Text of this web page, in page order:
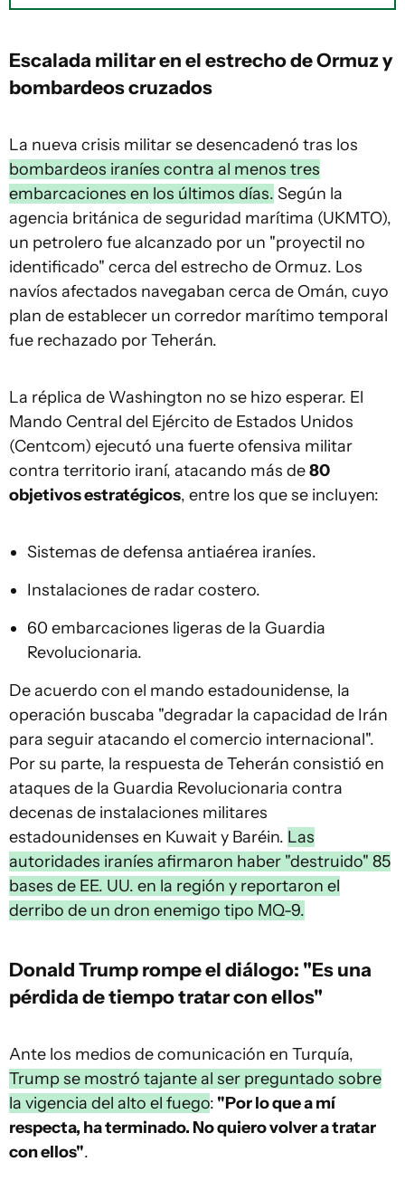
Escalada militar en el estrecho de Ormuz y
bombardeos cruzados
La nueva crisis militar se desencadenó tras los
bombardeos iraníes contra al menos tres
embarcaciones en los últimos días. Según la
agencia británica de seguridad marítima (UKMTO),
un petrolero fue alcanzado por un "proyectil no
identificado" cerca del estrecho de Ormuz. Los
navíos afectados navegaban cerca de Omán, cuyo
plan de establecer un corredor marítimo temporal
fue rechazado por Teherán.
La réplica de Washington no se hizo esperar. El
Mando Central del Ejército de Estados Unidos
(Centcom) ejecutó una fuerte ofensiva militar
contra territorio iraní, atacando más de80
objetivos estratégicos, entre los que se incluyen:
Sistemas de defensa antiaérea iraníes.
Instalaciones de radar costero.
60 embarcaciones ligeras de la Guardia
Revolucionaria.
De acuerdo con el mando estadounidense, la
operación buscaba "degradar la capacidad de Irán
para seguir atacando el comercio internacional".
Por su parte, la respuesta de Teherán consistió en
ataques de la Guardia Revolucionaria contra
decenas de instalaciones militares
estadounidenses en Kuwait y Baréin. Las
autoridades iraníes afirmaron haber "destruido" 85
bases de EE. UU. en la región y reportaron el
derribo de un dron enemigo tipo MQ-9.
Donald Trump rompe el diálogo: "Es una
pérdida de tiempo tratar con ellos"
Ante los medios de comunicación en Turquía,
Trump se mostró tajante al ser preguntado sobre
la vigencia del alto el fuego: "Por lo que a mí
respecta, ha terminado. No quiero volver a tratar
con ellos".